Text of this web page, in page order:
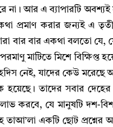
না । আর এ ব্যাপারটি অবশ্যই
প্রমাণ করার জন্যই এ
বার বার একথা বলতো যে,
মাটিতে মিশে বিক্ষিপ্ত
নেই,যাদের কেউ
হয়েছে। তাদের সবার
করবে,যে মানুষটি দশ-
একটি ছোট প্রশ্নের